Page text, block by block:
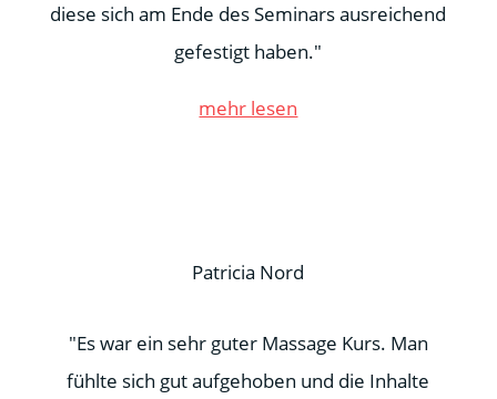
diese sich am Ende des Seminars ausreichend
gefestigt haben."
mehr lesen
Patricia Nord
"Es war ein sehr guter Massage Kurs. Man
fühlte sich gut aufgehoben und die Inhalte